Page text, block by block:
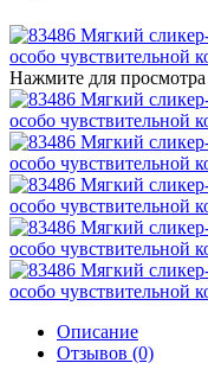
Нажмите для просмотра
Описание
Отзывов (0)